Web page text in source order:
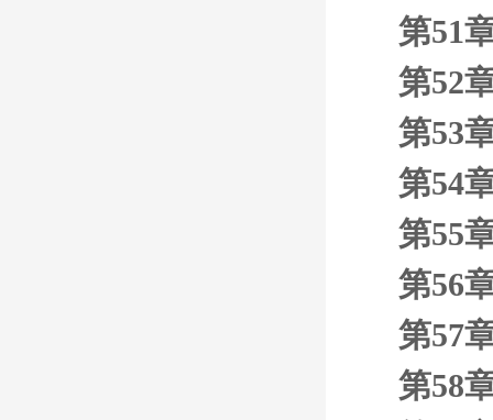
第51
第52
第53
第54
第55
第56
第57
第58